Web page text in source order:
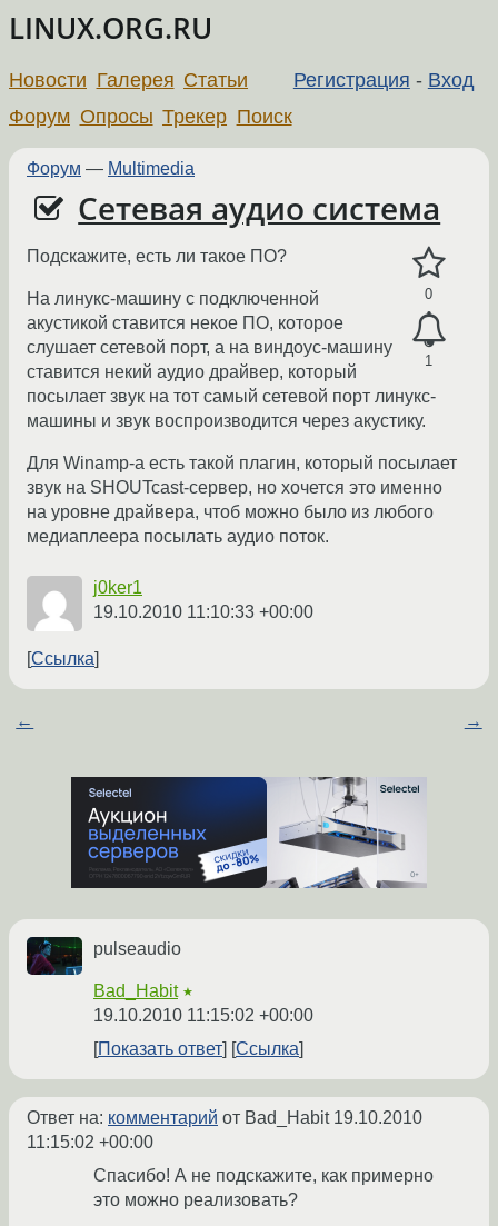
LINUX.ORG.RU
Регистрация - Вход
Новости Галерея Статьи
Форум Опросы Трекер Поиск
Форум — Multimedia
Сетевая аудио система
0
1
Подскажите, есть ли такое ПО?
На линукс-машину с подключенной
акустикой ставится некое ПО, которое
слушает сетевой порт, а на виндоус-машину
ставится некий аудио драйвер, который
посылает звук на тот самый сетевой порт линукс-
машины и звук воспроизводится через акустику.
Для Winamp-а есть такой плагин, который посылает
звук на SHOUTcast-сервер, но хочется это именно
на уровне драйвера, чтоб можно было из любого
медиаплеера посылать аудио поток.
j0ker1
19.10.2010 11:10:33 +00:00
Ссылка
← →
pulseaudio
Bad_Habit ★
19.10.2010 11:15:02 +00:00
Показать ответ
Ссылка
Ответ на: комментарий от Bad_Habit 19.10.2010
11:15:02 +00:00
Спасибо! А не подскажите, как примерно
это можно реализовать?